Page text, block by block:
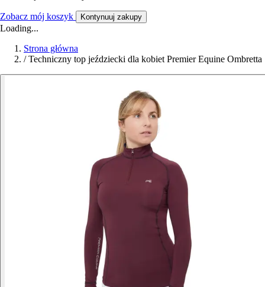
Zobacz mój koszyk Kontynuuj zakupy
Loading...
Strona główna
/ Techniczny top jeździecki dla kobiet Premier Equine Ombretta